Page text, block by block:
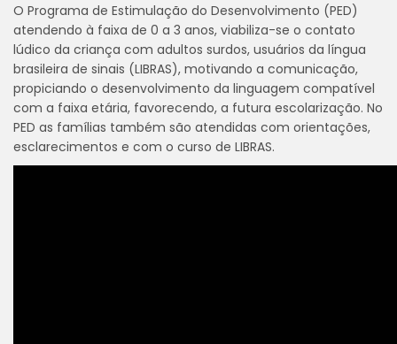
O Programa de Estimulação do Desenvolvimento (PED)
atendendo à faixa de 0 a 3 anos, viabiliza-se o contato
lúdico da criança com adultos surdos, usuários da língua
brasileira de sinais (LIBRAS), motivando a comunicação,
propiciando o desenvolvimento da linguagem compatível
com a faixa etária, favorecendo, a futura escolarização. No
PED as famílias também são atendidas com orientações,
esclarecimentos e com o curso de LIBRAS.